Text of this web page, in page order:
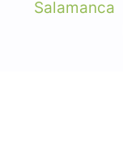
Salamanca